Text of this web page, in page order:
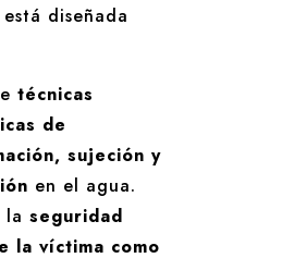
diseñada
técnicas
de
sujeción y
en el agua.
laseguridad
la víctima como